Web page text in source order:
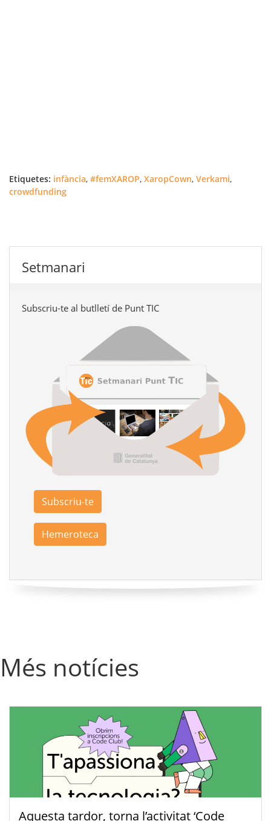
Etiquetes: infància, #femXAROP, XaropCown, Verkami,
crowdfunding
Setmanari
Subscriu-te al butlletí de Punt TIC
Subscriu-te
Hemeroteca
Més notícies
Aquesta tardor, torna l’activitat ‘Code